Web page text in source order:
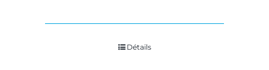
Détails